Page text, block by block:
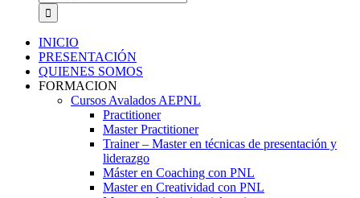
INICIO
PRESENTACIÓN
QUIENES SOMOS
FORMACION
Cursos Avalados AEPNL
Practitioner
Master Practitioner
Trainer – Master en técnicas de presentación y
liderazgo
Máster en Coaching con PNL
Master en Creatividad con PNL